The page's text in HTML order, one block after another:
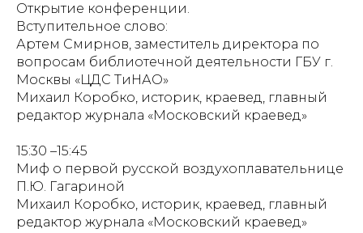
Открытие конференции.
Вступительное слово:
Артем Смирнов, заместитель директора по
вопросам библиотечной деятельности ГБУ г.
Москвы «ЦДС ТиНАО»
Михаил Коробко, историк, краевед, главный
редактор журнала «Московский краевед»
15:30 –15:45
Миф о первой русской воздухоплавательнице
П.Ю. Гагариной
Михаил Коробко, историк, краевед, главный
редактор журнала «Московский краевед»